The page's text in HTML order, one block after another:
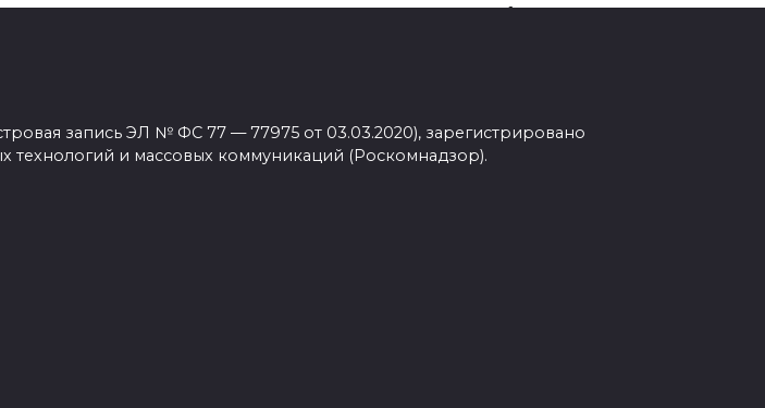
считают, что
относительно
состоянии
Испании с новым Preface TCR
Современные методы удаления
гемангиом у детей
запись ЭЛ № ФС 77 — 77975 от 03.03.2020), зарегистрировано
и массовых коммуникаций (Роскомнадзор).